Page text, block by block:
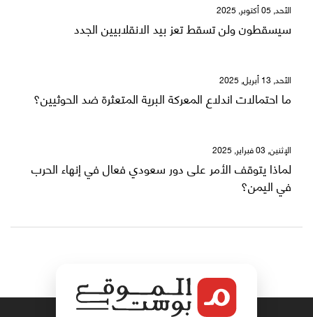
الأحد, 05 أكتوبر, 2025
سيسقطون ولن تسقط تعز بيد الانقلابيين الجدد
الأحد, 13 أبريل, 2025
ما احتمالات اندلاع المعركة البرية المتعثرة ضد الحوثيين؟
الإثنين, 03 فبراير, 2025
لماذا يتوقف الأمر على دور سعودي فعال في إنهاء الحرب
في اليمن؟